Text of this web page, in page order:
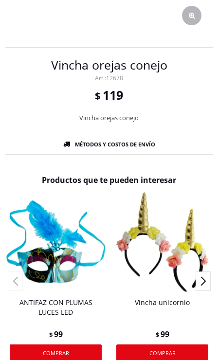
Vincha orejas conejo
12678
$ 119
Vincha orejas conejo
MÉTODOS Y COSTOS DE ENVÍO
Productos que te pueden interesar
ANTIFAZ CON PLUMAS
LUCES LED
$99
Vincha unicornio
$99